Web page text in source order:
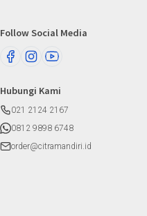
Follow Social Media
Hubungi Kami
021 2124 2167
0812 9898 6748
order@citramandiri.id